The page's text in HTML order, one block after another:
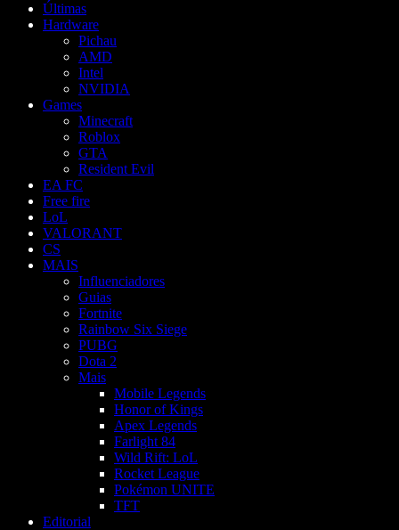
Últimas
Hardware
Pichau
AMD
Intel
NVIDIA
Games
Minecraft
Roblox
GTA
Resident Evil
EA FC
Free fire
LoL
VALORANT
CS
MAIS
Influenciadores
Guias
Fortnite
Rainbow Six Siege
PUBG
Dota 2
Mais
Mobile Legends
Honor of Kings
Apex Legends
Farlight 84
Wild Rift: LoL
Rocket League
Pokémon UNITE
TFT
Editorial